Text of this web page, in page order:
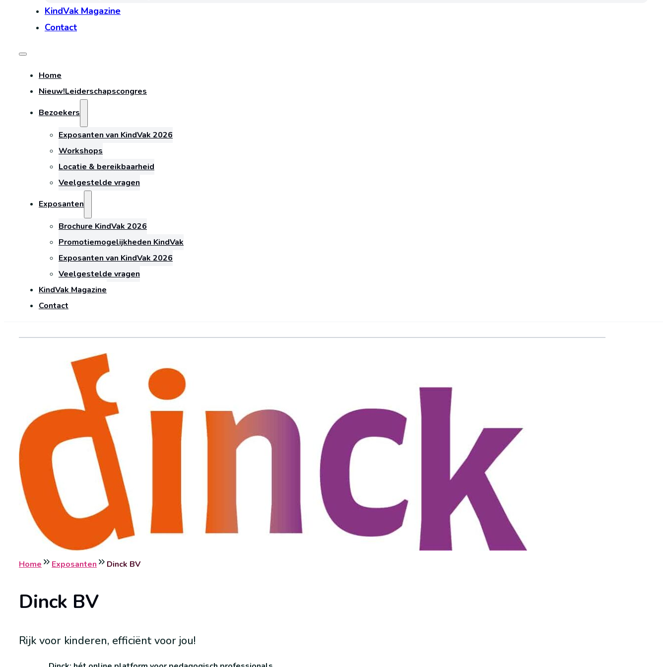
KindVak Magazine
Contact
Home
Nieuw!Leiderschapscongres
Bezoekers
Exposanten van KindVak 2026
Workshops
Locatie & bereikbaarheid
Veelgestelde vragen
Exposanten
Brochure KindVak 2026
Promotiemogelijkheden KindVak
Exposanten van KindVak 2026
Veelgestelde vragen
KindVak Magazine
Contact
Home Exposanten Dinck BV
Dinck BV
Rijk voor kinderen, efficiënt voor jou!